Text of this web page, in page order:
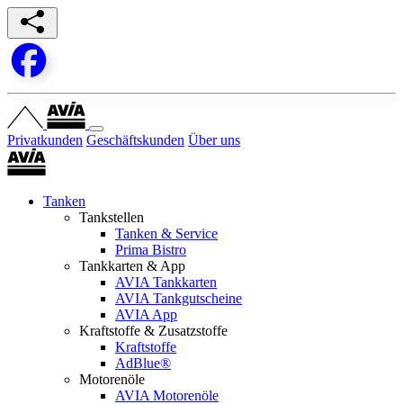
Privatkunden Geschäftskunden Über uns
Tanken
Tankstellen
Tanken & Service
Prima Bistro
Tankkarten & App
AVIA Tankkarten
AVIA Tankgutscheine
AVIA App
Kraftstoffe & Zusatzstoffe
Kraftstoffe
AdBlue®
Motorenöle
AVIA Motorenöle